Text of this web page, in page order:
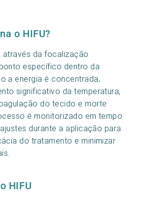
o HIFU?
através da focalização
específico dentro da
a energia é concentrada,
significativo da temperatura,
do tecido e morte
é monitorizado em tempo
durante a aplicação para
do tratamento e minimizar
HIFU